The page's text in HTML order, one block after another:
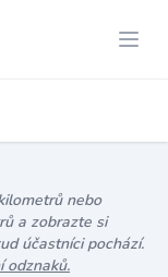
nebo
a zobrazte si
účastníci pochází.
odznaků.